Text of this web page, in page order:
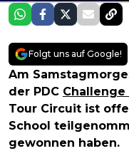
Folgt uns auf Google!
Am
der PDC Challenge
Tour Circuit ist
School
gewonnen haben.